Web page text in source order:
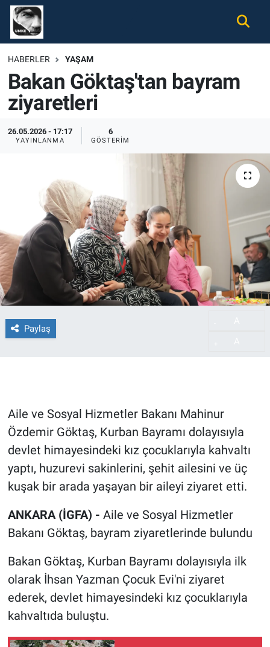
HABERLER YAŞAM
Bakan Göktaş'tan bayram
ziyaretleri
26.05.2026 - 17:17
YAYINLANMA
6
GÖSTERIM
Paylaş
Aile ve Sosyal Hizmetler Bakanı Mahinur
Özdemir Göktaş, Kurban Bayramı dolayısıyla
devlet himayesindeki kız çocuklarıyla kahvaltı
yaptı, huzurevi sakinlerini, şehit ailesini ve üç
kuşak bir arada yaşayan bir aileyi ziyaret etti.
ANKARA (İGFA) - Aile ve Sosyal Hizmetler
Bakanı Göktaş, bayram ziyaretlerinde bulundu
Bakan Göktaş, Kurban Bayramı dolayısıyla ilk
olarak İhsan Yazman Çocuk Evi'ni ziyaret
ederek, devlet himayesindeki kız çocuklarıyla
kahvaltıda buluştu.
Gündem
Ekonomi
Spor
Magazin
İletişim
Künye
Nöbetçi Eczaneler
Hava Durumu
Namaz Vakitleri
Trafik Durumu
Süper Lig Puan Durumu ve Fikstür
Tüm Manşetler
Son Dakika Haberleri
Haber Arşivi